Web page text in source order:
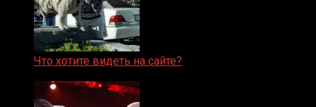
Что хотите видеть на сайте?